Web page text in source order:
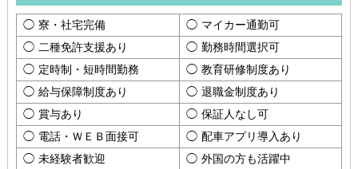
寮・社宅完備
マイカー通勤可
二種免許支援あり
勤務時間選択可
定時制・短時間勤務
教育研修制度あり
給与保障制度あり
退職金制度あり
賞与あり
保証人なし可
電話・ＷＥＢ面接可
配車アプリ導入あり
未経験者歓迎
外国の方も活躍中